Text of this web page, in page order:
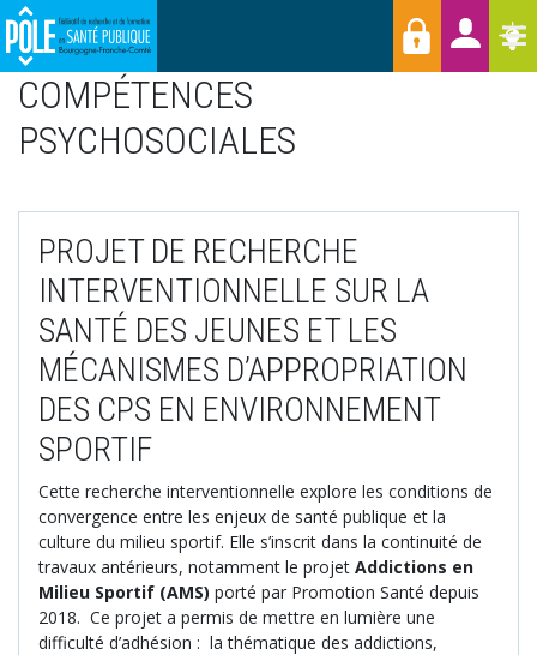
Aller
au
contenu
principal
T
Menu
Raccourcis
COMPÉTENCES
PSYCHOSOCIALES
PROJET DE RECHERCHE
INTERVENTIONNELLE SUR LA
SANTÉ DES JEUNES ET LES
MÉCANISMES D’APPROPRIATION
DES CPS EN ENVIRONNEMENT
SPORTIF
Cette recherche interventionnelle explore les conditions de
convergence entre les enjeux de santé publique et la
culture du milieu sportif. Elle s’inscrit dans la continuité de
travaux antérieurs, notamment le projet Addictions en
Milieu Sportif (AMS) porté par Promotion Santé depuis
2018. Ce projet a permis de mettre en lumière une
difficulté d’adhésion : la thématique des addictions,